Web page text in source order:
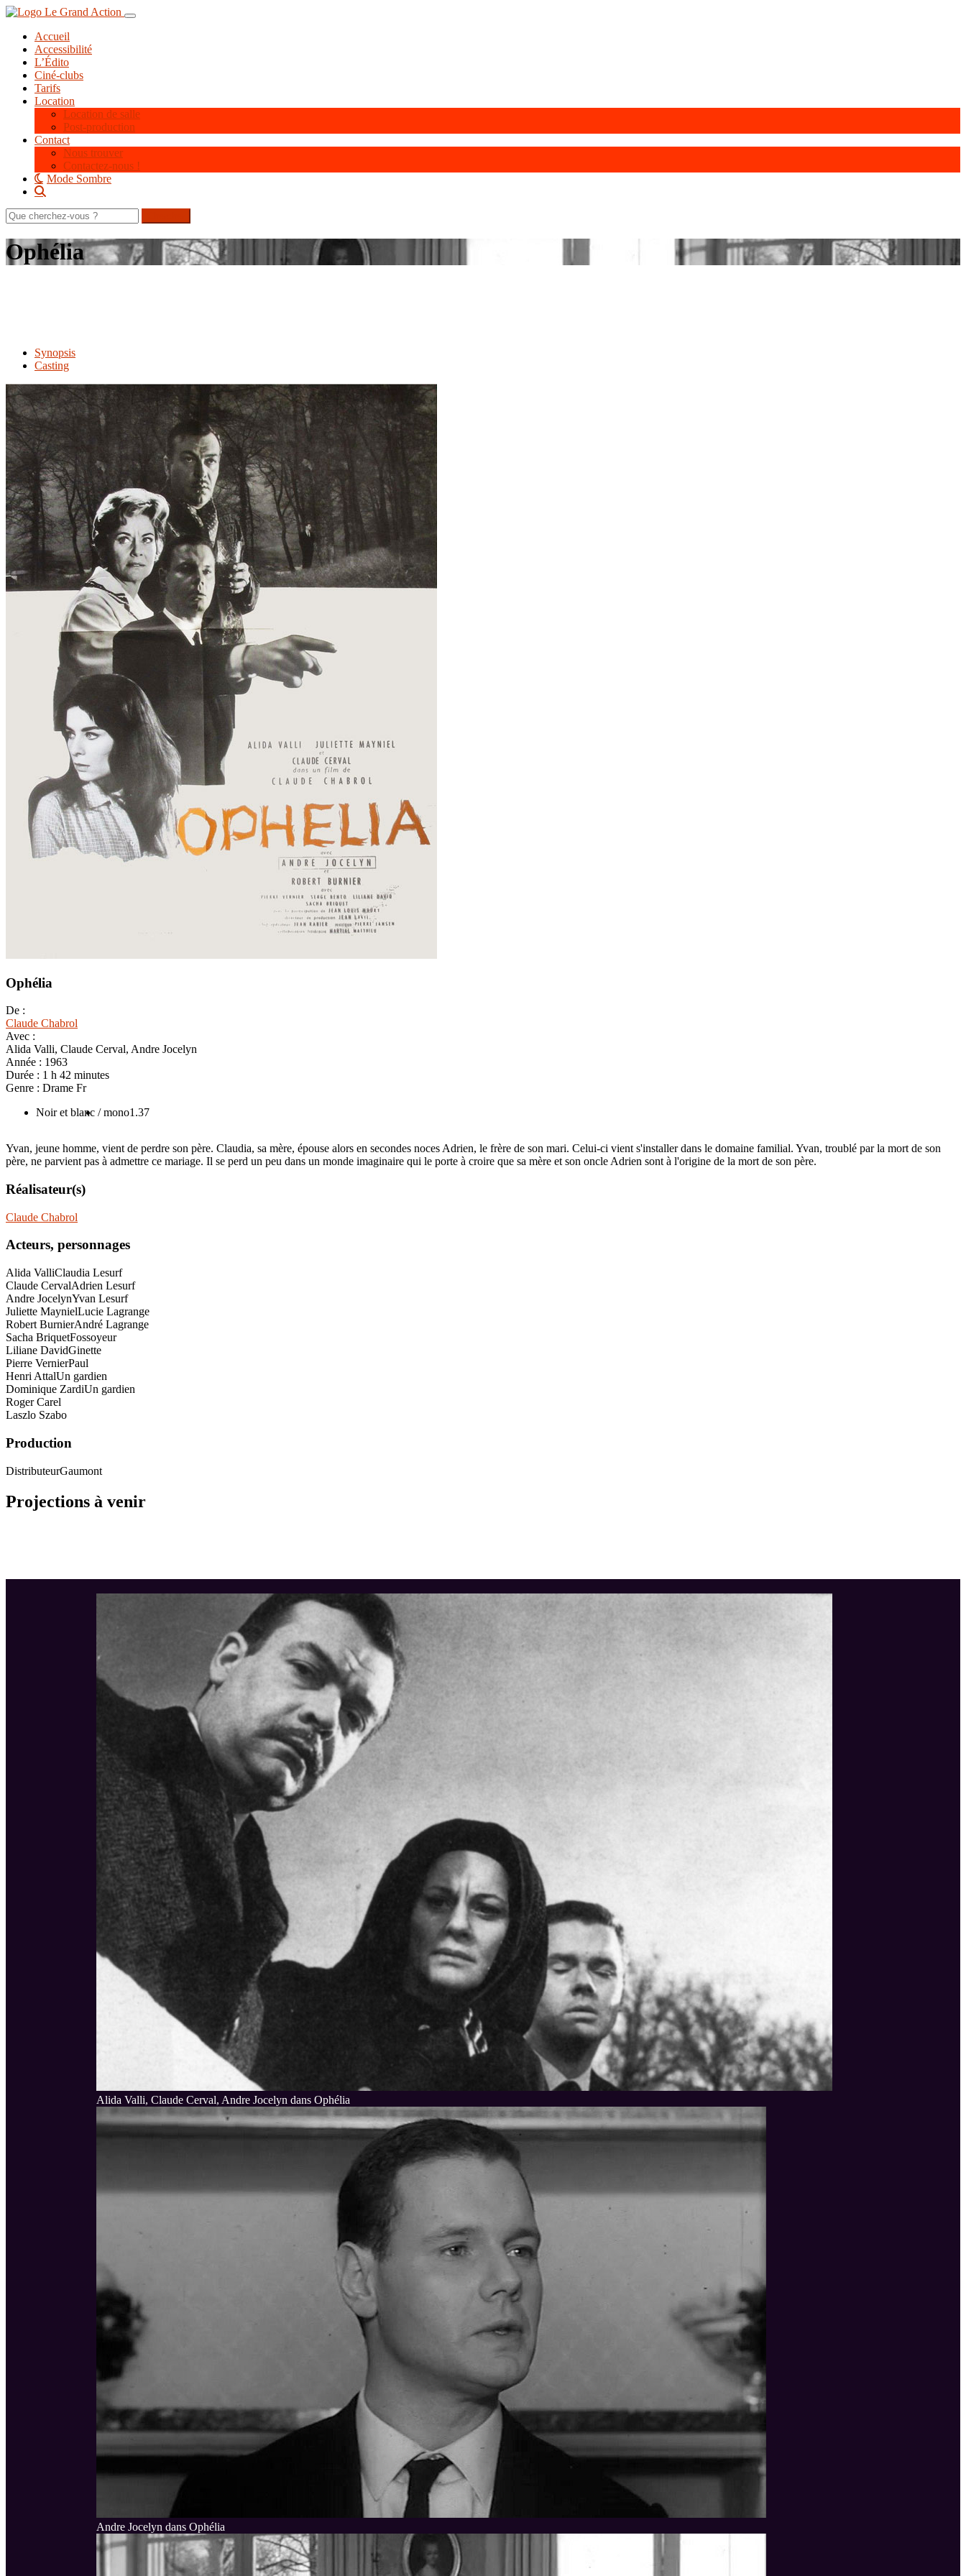
Aller
contenu
principal
Toggle navigation
Accueil
Accessibilité
L’Édito
Ciné-clubs
Tarifs
Location
Location de salle
Post-production
Contact
Nous trouver
Contactez-nous !
Mode Sombre
Rechercher
sur
le
site
Ophélia
Synopsis
Casting
Ophélia
De :
Claude Chabrol
Avec :
Alida Valli, Claude Cerval, Andre Jocelyn
Année : 1963
Durée : 1 h 42 minutes
Genre : Drame Fr
Noir et blanc / mono1.37
Yvan, jeune homme, vient de perdre son père. Claudia, sa mère, épouse alors en secondes noces Adrien, le frère de son mari. Celui-ci vient s'installer dans le domaine familial. Yvan, troublé par la mort de son
père, ne parvient pas à admettre ce mariage. Il se perd un peu dans un monde imaginaire qui le porte à croire que sa mère et son oncle Adrien sont à l'origine de la mort de son père.
Réalisateur(s)
Claude Chabrol
Acteurs, personnages
Alida ValliClaudia Lesurf
Claude CervalAdrien Lesurf
Andre JocelynYvan Lesurf
Juliette MaynielLucie Lagrange
Robert BurnierAndré Lagrange
Sacha BriquetFossoyeur
Liliane DavidGinette
Pierre VernierPaul
Henri AttalUn gardien
Dominique ZardiUn gardien
Roger Carel
Laszlo Szabo
Production
DistributeurGaumont
Projections à venir
Alida Valli, Claude Cerval, Andre Jocelyn dans Ophélia
Andre Jocelyn dans Ophélia